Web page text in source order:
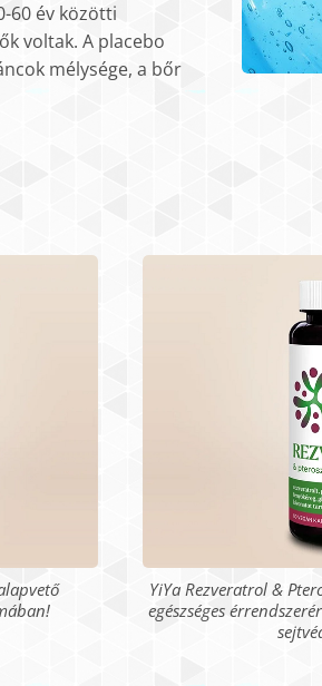
60 év közötti
voltak. A placebo
mélysége, a bőr
YiYa Rezveratrol &
egészséges